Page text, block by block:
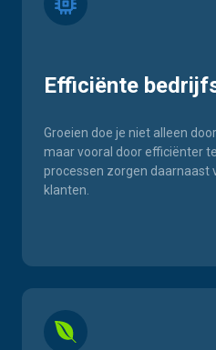
Efficiënte
Groeien doe je niet alleen
maar vooral door efficiënter
processen zorgen daarnaast
klanten.